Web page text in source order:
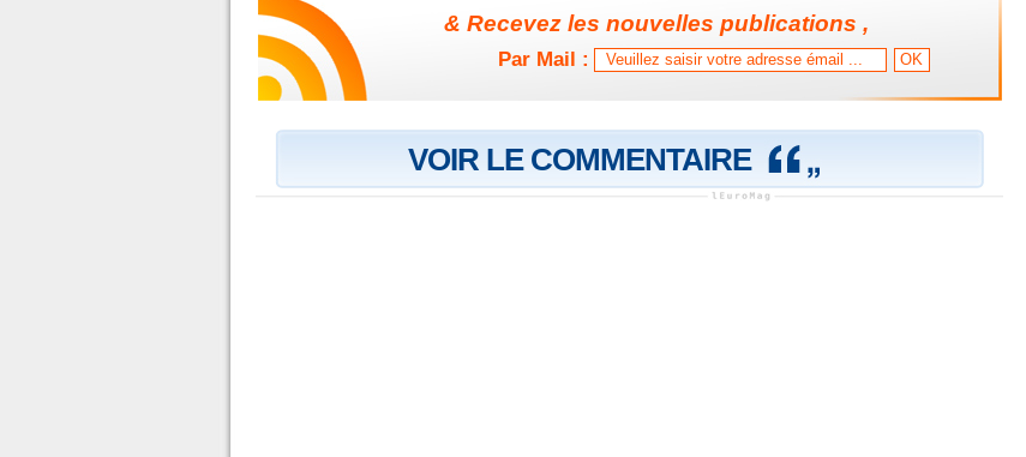
& Recevez les nouvelles publications ,
Par Mail :
VOIR LE COMMENTAIRE